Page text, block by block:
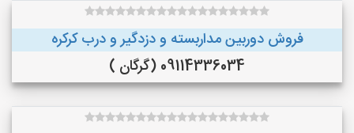
فروش دوربین مداربسته و دزدگیر و درب کرکره
09114336034 (گرگان )